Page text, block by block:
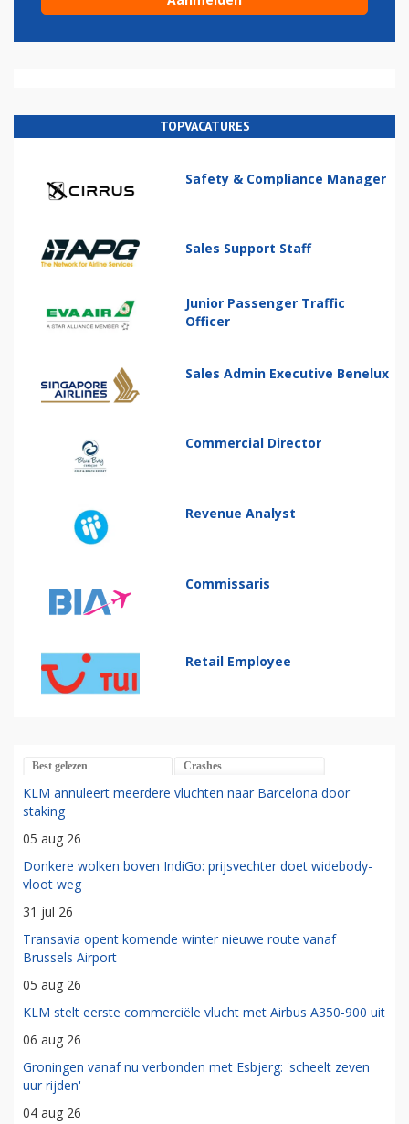
TOPVACATURES
Safety & Compliance Manager
Sales Support Staff
Junior Passenger Traffic
Officer
Sales Admin Executive Benelux
Commercial Director
Revenue Analyst
Commissaris
Retail Employee
Best gelezen Crashes
KLM annuleert meerdere vluchten naar Barcelona door
staking
05 aug 26
Donkere wolken boven IndiGo: prijsvechter doet widebody-
vloot weg
31 jul 26
Transavia opent komende winter nieuwe route vanaf
Brussels Airport
05 aug 26
KLM stelt eerste commerciële vlucht met Airbus A350-900 uit
06 aug 26
Groningen vanaf nu verbonden met Esbjerg: 'scheelt zeven
uur rijden'
04 aug 26